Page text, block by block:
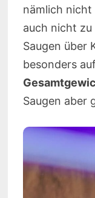
nämlich nicht
auch nicht zu
Saugen über
besonders
Saugen aber